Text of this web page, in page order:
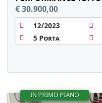
€ 30.900,00
12/2023
5 Porta
IN PRIMO PIANO